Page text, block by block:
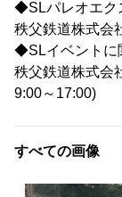
◆SLパレオエク
秩父鉄道株式
◆SLイベントに
秩父鉄道株式
9:00～17:00)
すべての画像